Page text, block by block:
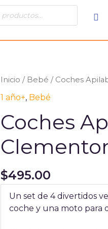
Inicio / Bebé / Coches
1 año+, Bebé
Coches
$495.00
Un set de 4 divertidos
coche y una moto para
Coches
Apilables,
Clementoni,
Educar,
17111CL
cantidad